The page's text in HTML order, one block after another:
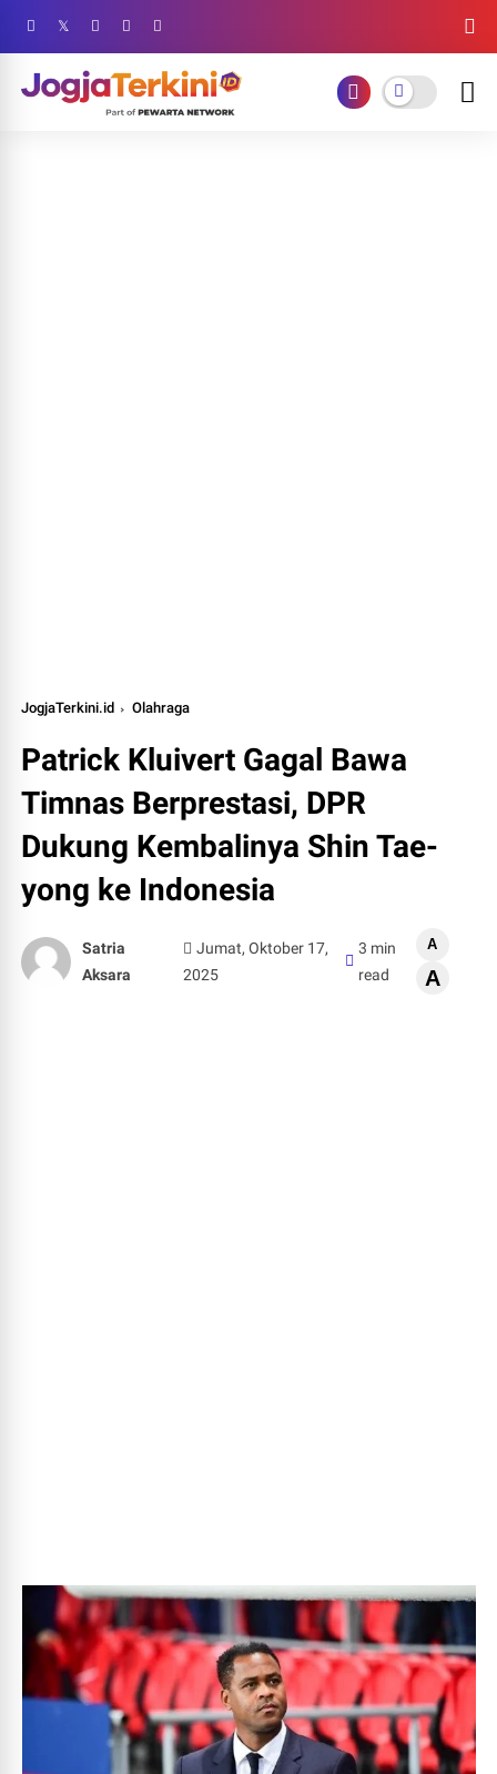
JogjaTerkini.id Olahraga
Patrick Kluivert Gagal Bawa
Timnas Berprestasi, DPR
Dukung Kembalinya Shin Tae-
yong ke Indonesia
Satria
Aksara
Jumat, Oktober 17,
2025
3 min
read
A
A